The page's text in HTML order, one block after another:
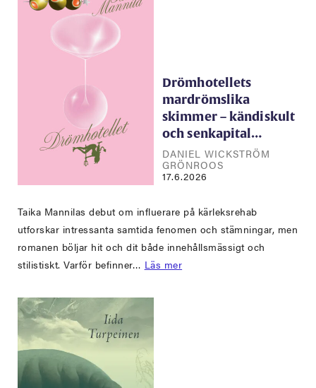
Drömhotellets
mardrömslika
skimmer – kändiskult
och senkapital…
DANIEL WICKSTRÖM
GRÖNROOS
17.6.2026
Taika Mannilas debut om influerare på kärleksrehab
utforskar intressanta samtida fenomen och stämningar, men
romanen böljar hit och dit både innehållsmässigt och
stilistiskt. Varför befinner… Läs mer